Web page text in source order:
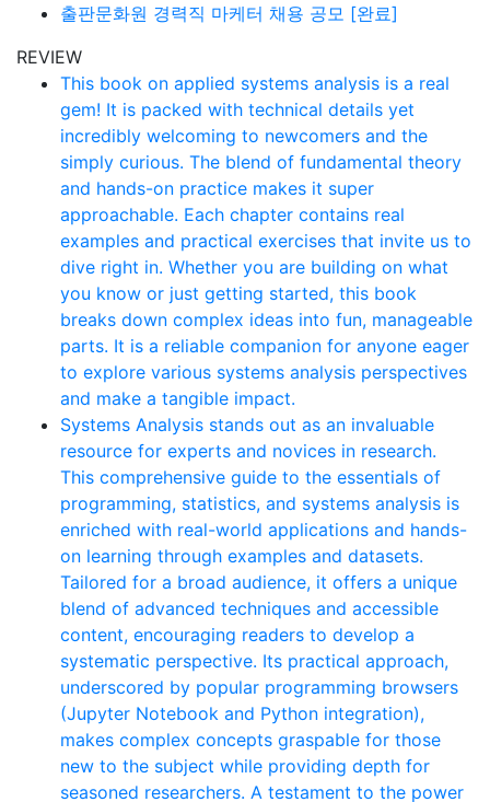
출판문화원 경력직 마케터 채용 공모 [완료]
REVIEW
This book on applied systems analysis is a real
gem! It is packed with technical details yet
incredibly welcoming to newcomers and the
simply curious. The blend of fundamental theory
and hands-on practice makes it super
approachable. Each chapter contains real
examples and practical exercises that invite us to
dive right in. Whether you are building on what
you know or just getting started, this book
breaks down complex ideas into fun, manageable
parts. It is a reliable companion for anyone eager
to explore various systems analysis perspectives
and make a tangible impact.
Systems Analysis stands out as an invaluable
resource for experts and novices in research.
This comprehensive guide to the essentials of
programming, statistics, and systems analysis is
enriched with real-world applications and hands-
on learning through examples and datasets.
Tailored for a broad audience, it offers a unique
blend of advanced techniques and accessible
content, encouraging readers to develop a
systematic perspective. Its practical approach,
underscored by popular programming browsers
(Jupyter Notebook and Python integration),
makes complex concepts graspable for those
new to the subject while providing depth for
seasoned researchers. A testament to the power